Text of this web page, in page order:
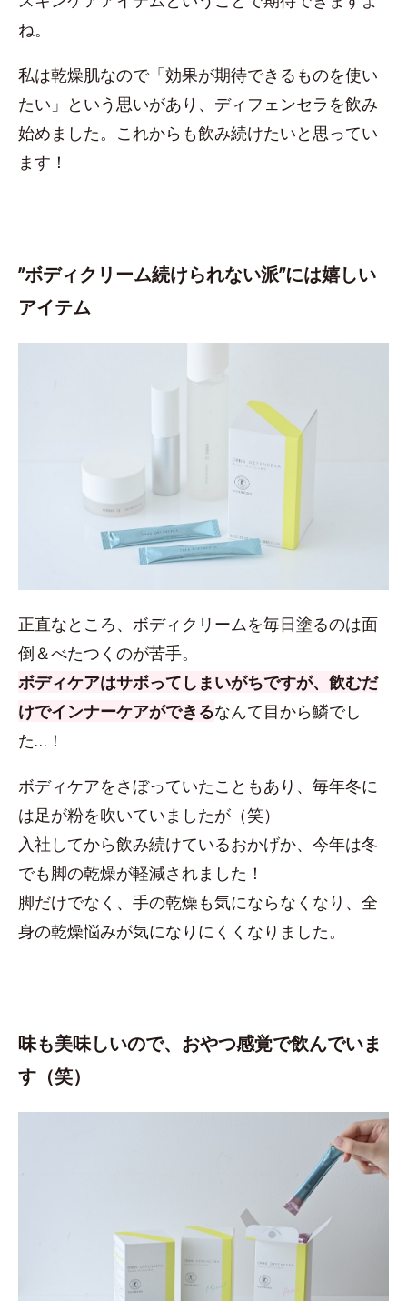
ね。
私は乾燥肌なので「効果が期待できるものを使い
たい」という思いがあり、ディフェンセラを飲み
始めました。これからも飲み続けたいと思ってい
ます！
”ボディクリーム続けられない派”には嬉しい
アイテム
正直なところ、ボディクリームを毎日塗るのは面
倒＆べたつくのが苦手。
ボディケアはサボってしまいがちですが、飲むだ
けでインナーケアができるなんて目から鱗でし
た…！
ボディケアをさぼっていたこともあり、毎年冬に
は足が粉を吹いていましたが（笑）
入社してから飲み続けているおかげか、今年は冬
でも脚の乾燥が軽減されました！
脚だけでなく、手の乾燥も気にならなくなり、全
身の乾燥悩みが気になりにくくなりました。
味も美味しいので、おやつ感覚で飲んでいま
す（笑）